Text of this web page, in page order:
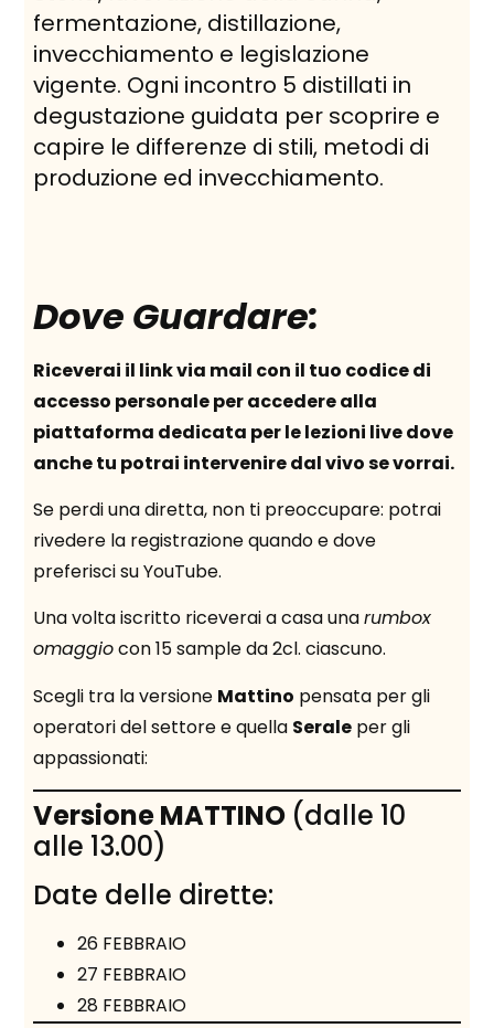
fermentazione, distillazione,
invecchiamento e legislazione
vigente. Ogni incontro 5 distillati in
degustazione guidata per scoprire e
capire le differenze di stili, metodi di
produzione ed invecchiamento.
Dove Guardare:
Riceverai il link via mail con il tuo codice di
accesso personale per accedere alla
piattaforma dedicata per le lezioni live dove
anche tu potrai intervenire dal vivo se vorrai.
Se perdi una diretta, non ti preoccupare: potrai
rivedere la registrazione quando e dove
preferisci su YouTube.
Una volta iscritto riceverai a casa unarumbox
omaggiocon 15 sample da 2cl. ciascuno.
Scegli tra la versione Mattino pensata per gli
operatori del settore e quella Serale per gli
appassionati:
Versione MATTINO (dalle 10
alle 13.00)
Date delle dirette:
26 FEBBRAIO
27 FEBBRAIO
28 FEBBRAIO